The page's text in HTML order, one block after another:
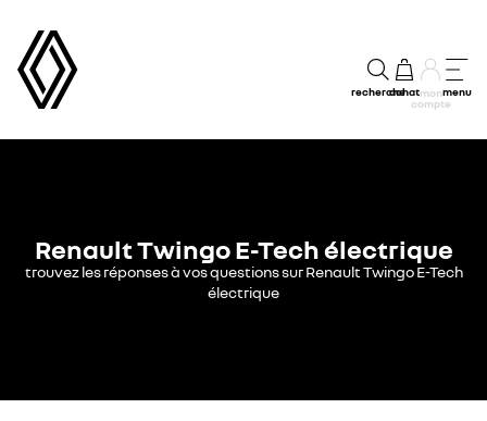
rechercheachatmon
compte
menu
Renault Twingo E-Tech électrique
trouvez les réponses à vos questions sur Renault Twingo E-Tech
électrique